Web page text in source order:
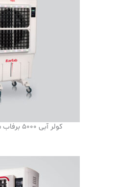
کولر آبی 5000 برفاب مدل BF5O پلاس